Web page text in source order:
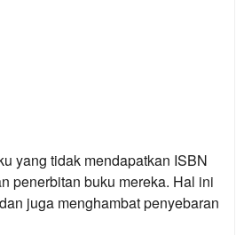
yang tidak mendapatkan ISBN
penerbitan buku mereka. Hal ini
juga menghambat penyebaran